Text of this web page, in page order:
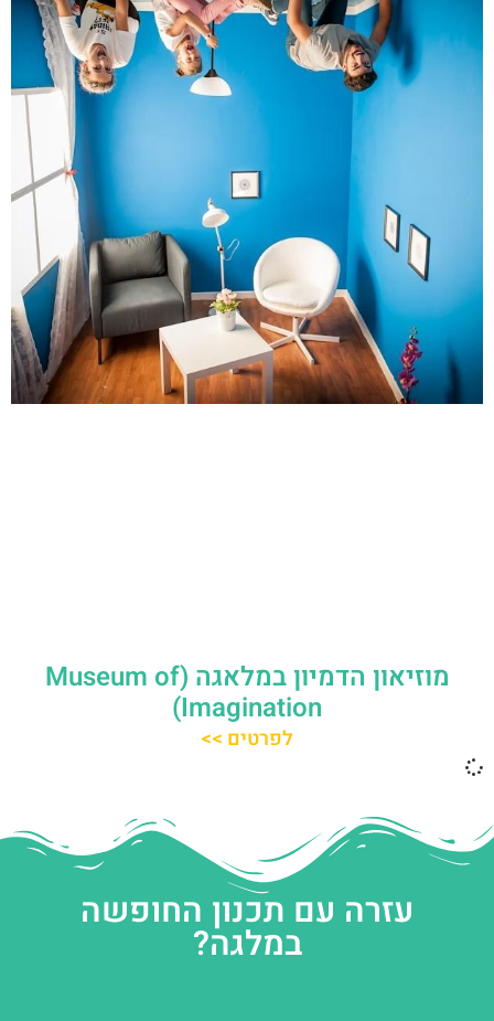
מוזיאון הדמיון במלאגה (Museum of
Imagination)
לפרטים >>
עזרה עם תכנון החופשה
במלגה?